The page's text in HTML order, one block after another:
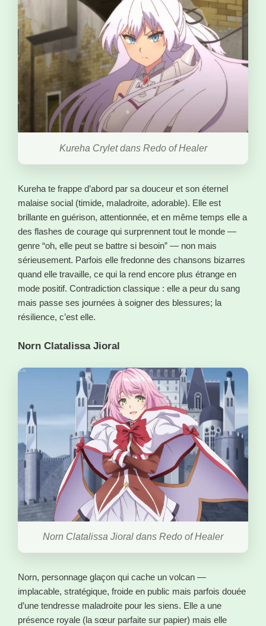
Kureha Crylet dans Redo of Healer
Kureha te frappe d’abord par sa douceur et son éternel
malaise social (timide, maladroite, adorable). Elle est
brillante en guérison, attentionnée, et en même temps elle a
des flashes de courage qui surprennent tout le monde —
genre “oh, elle peut se battre si besoin” — non mais
sérieusement. Parfois elle fredonne des chansons bizarres
quand elle travaille, ce qui la rend encore plus étrange en
mode positif. Contradiction classique : elle a peur du sang
mais passe ses journées à soigner des blessures; la
résilience, c’est elle.
Norn Clatalissa Jioral
Norn Clatalissa Jioral dans Redo of Healer
Norn, personnage glaçon qui cache un volcan —
implacable, stratégique, froide en public mais parfois douée
d’une tendresse maladroite pour les siens. Elle a une
présence royale (la sœur parfaite sur papier) mais elle